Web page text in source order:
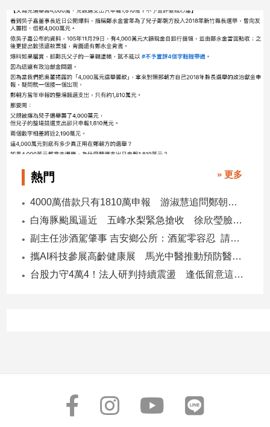
區
合
作
媒
體
投
稿
專
區
【我
熱門 » 更多
4000萬借款只有1810萬申報 游淑慧追問鄭朝方：2190萬差額去哪了
白海豚颱風逼近 五峰水梨緊急搶收 徐欣瑩臉書急呼「搶救五峰水梨」
副主任涉酒駕肇事 吉安鄉公所：酒駕零容忍 請辭獲准
攜AI科技參展高齡健康展 馬光中醫推動預防醫學迎接長壽新經濟
台股力守4萬4！法人研判持續震盪 逢低留意這些族群